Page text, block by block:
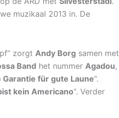
muzikaal 2013 in. De
zorgt Andy Borg samen met
Band het nummer Agadou,
Garantie für gute Laune“.
kein Americano“. Verder